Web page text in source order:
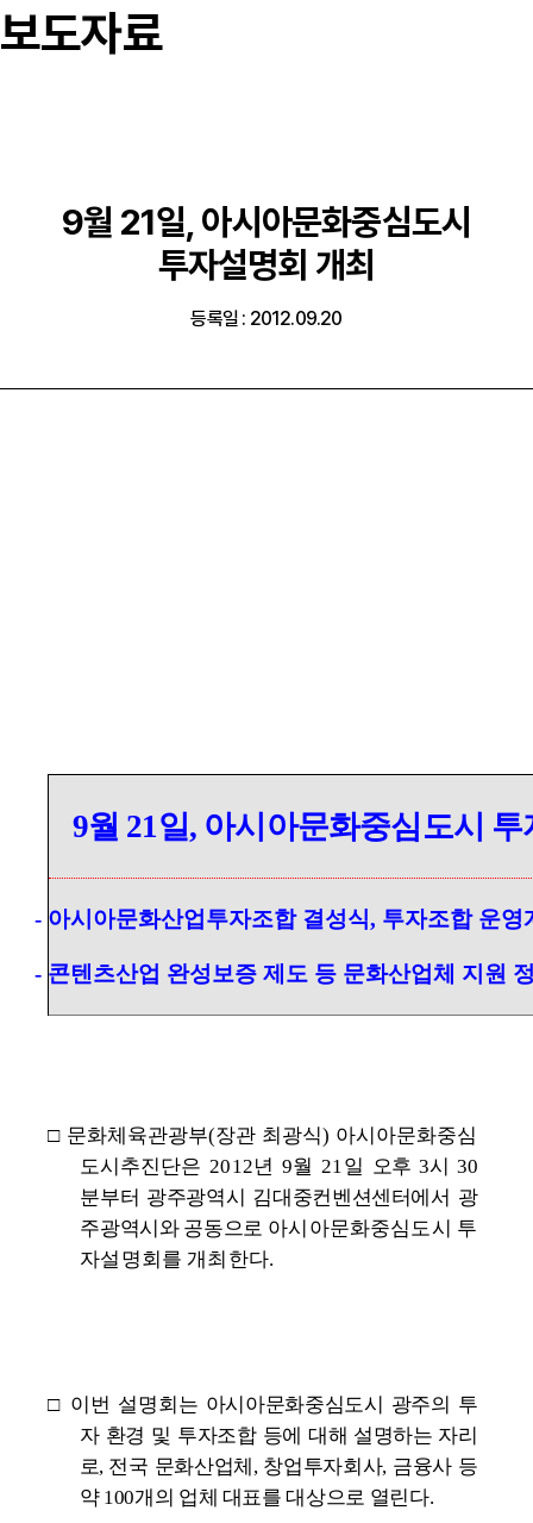
보도자료
9월 21일, 아시아문화중심도시
투자설명회 개최
등록일 : 2012.09.20
9월 21일, 아시아문화중심도시
- 아시아문화산업투자조합 결성식, 투자조합 운영
- 콘텐츠산업 완성보증 제도 등 문화산업체 지원
□ 문화체육관광부(장관 최광식) 아시아문화중심
도시추진단은 2012년 9월 21일 오후 3시 30
분부터 광주광역시 김대중컨벤션센터에서 광
주광역시와 공동으로 아시아문화중심도시 투
자설명회를 개최한다.
□ 이번 설명회는 아시아문화중심도시 광주의 투
자 환경 및 투자조합 등에 대해 설명하는 자리
로, 전국 문화산업체, 창업투자회사, 금융사 등
약 100개의 업체 대표를 대상으로 열린다.